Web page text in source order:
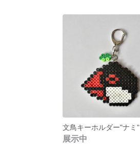
文鳥キーホルダー"ナミ"
展示中